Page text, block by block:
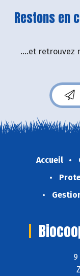
Restons en
....et retrouvez
Accueil